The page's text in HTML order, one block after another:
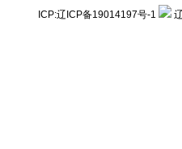
ICP:辽ICP备19014197号-1